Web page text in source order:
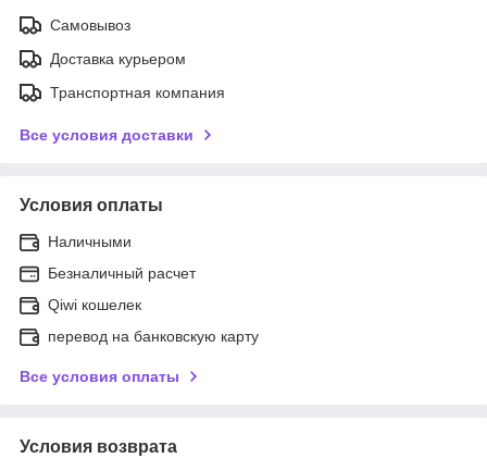
Самовывоз
Доставка курьером
Транспортная компания
Все условия доставки
Условия оплаты
Наличными
Безналичный расчет
Qiwi кошелек
перевод на банковскую карту
Все условия оплаты
Условия возврата